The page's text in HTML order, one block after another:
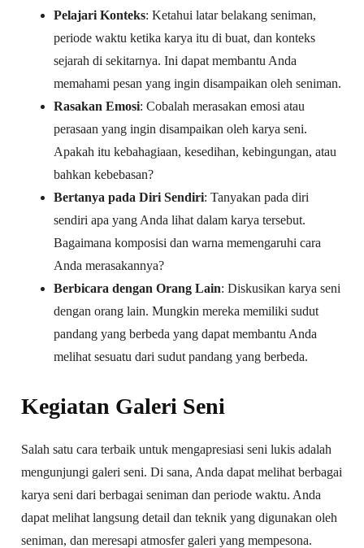
Pelajari Konteks: Ketahui latar belakang seniman,
periode waktu ketika karya itu di buat, dan konteks
sejarah di sekitarnya. Ini dapat membantu Anda
memahami pesan yang ingin disampaikan oleh seniman.
Rasakan Emosi: Cobalah merasakan emosi atau
perasaan yang ingin disampaikan oleh karya seni.
Apakah itu kebahagiaan, kesedihan, kebingungan, atau
bahkan kebebasan?
Bertanya pada Diri Sendiri: Tanyakan pada diri
sendiri apa yang Anda lihat dalam karya tersebut.
Bagaimana komposisi dan warna memengaruhi cara
Anda merasakannya?
Berbicara dengan Orang Lain: Diskusikan karya seni
dengan orang lain. Mungkin mereka memiliki sudut
pandang yang berbeda yang dapat membantu Anda
melihat sesuatu dari sudut pandang yang berbeda.
Kegiatan Galeri Seni
Salah satu cara terbaik untuk mengapresiasi seni lukis adalah
mengunjungi galeri seni. Di sana, Anda dapat melihat berbagai
karya seni dari berbagai seniman dan periode waktu. Anda
dapat melihat langsung detail dan teknik yang digunakan oleh
seniman, dan meresapi atmosfer galeri yang mempesona.